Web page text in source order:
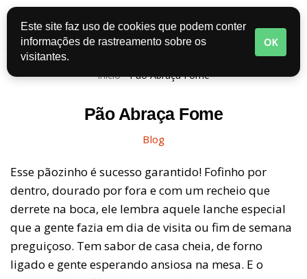
Pular
para
o
Início-Pão Abraça Fome
Pão Abraça Fome
Blog
Esse pãozinho é sucesso garantido! Fofinho por
dentro, dourado por fora e com um recheio que
derrete na boca, ele lembra aquele lanche especial
que a gente fazia em dia de visita ou fim de semana
preguiçoso. Tem sabor de casa cheia, de forno
ligado e gente esperando ansiosa na mesa. E o
Este site faz uso de cookies que podem conter
informações de rastreamento sobre os
visitantes.
OK